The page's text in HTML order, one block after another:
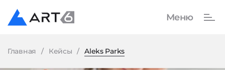
Главная Кейсы Aleks Parks